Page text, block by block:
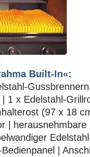
Built-In«:
1 x Edelstahl-
(97 x 18
| herausnehmbare
|